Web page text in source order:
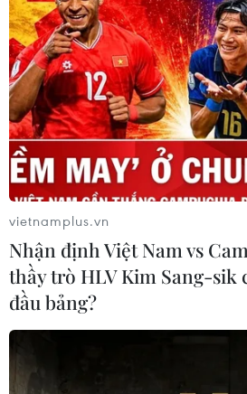
Thi công trở lại dự án sửa chữa
lộ 30 sau phản ánh của TTXVN
06/08/2026 09:42
Hà Nội tăng tốc thi công
đường Vành đai 1 đoạn Hoàng
Voi Phục
06/08/2026 09:07
Đồng Nai yêu cầu đẩy nhanh
dự án kết nối vùng, sân bay Long
06/08/2026 09:05
vietnamplus.vn
Nhận định Việt Nam vs
thầy trò HLV Kim Sang-sik
đầu bảng?